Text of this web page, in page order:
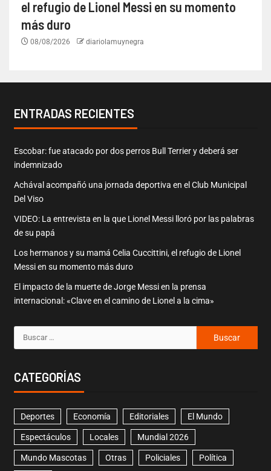
el refugio de Lionel Messi en su momento
más duro
08/08/2026 diariolamuynegra
ENTRADAS RECIENTES
Escobar: fue atacado por dos perros Bull Terrier y deberá ser
indemnizado
Achával acompañó una jornada deportiva en el Club Municipal
Del Viso
VIDEO: La entrevista en la que Lionel Messi lloró por las palabras
de su papá
Los hermanos y su mamá Celia Cuccittini, el refugio de Lionel
Messi en su momento más duro
El impacto de la muerte de Jorge Messi en la prensa
internacional: «Clave en el camino de Lionel a la cima»
CATEGORÍAS
Deportes Economía Editoriales El Mundo
Espectáculos Locales Mundial 2026
Mundo Mascotas Otras Policiales Política